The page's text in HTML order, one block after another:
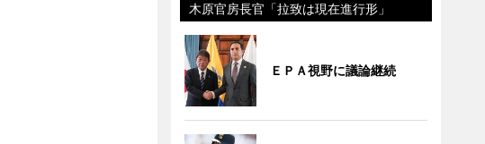
木原官房長官「拉致は現在進行形」
ＥＰＡ視野に議論継続